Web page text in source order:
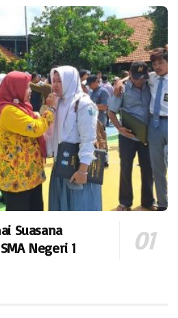
Suasana
Negeri 1